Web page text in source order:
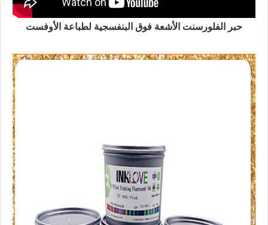
حبر الفلورسنت الأشعة فوق البنفسجية لطباعة الأوفست